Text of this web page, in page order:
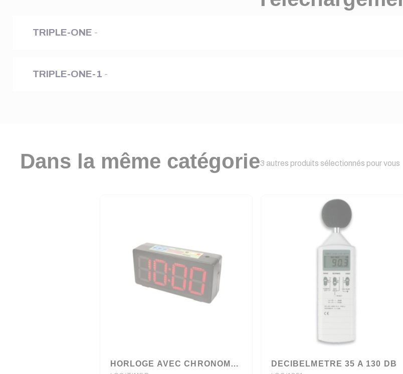
TRIPLE-ONE -
TRIPLE-ONE-1 -
Dans la même catégorie3 autres produits sélectionnés pour vous
HORLOGE AVEC CHRONOMÈTRE/COMPTE À REBOURS & MINUTERIE D'INTERVALLE DECIBELMETRE 35 A 130 DB